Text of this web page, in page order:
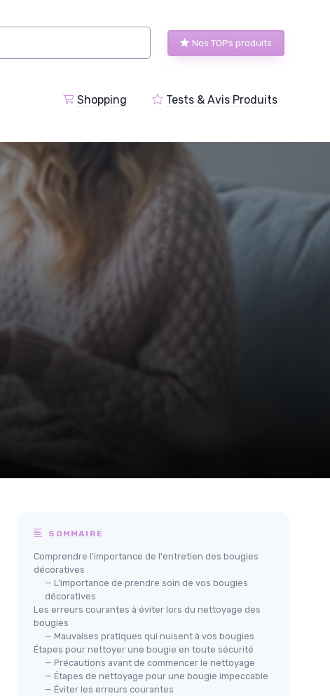
Nos TOPs produits
Shopping Tests & Avis Produits
SOMMAIRE
Comprendre l'importance de l'entretien des bougies
décoratives
— L'importance de prendre soin de vos bougies
décoratives
Les erreurs courantes à éviter lors du nettoyage des
bougies
— Mauvaises pratiques qui nuisent à vos bougies
Étapes pour nettoyer une bougie en toute sécurité
— Précautions avant de commencer le nettoyage
— Étapes de nettoyage pour une bougie impeccable
— Éviter les erreurs courantes